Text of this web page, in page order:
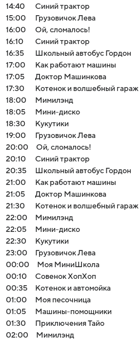
14:40
Синий трактор
15:00
Грузовичок Лева
16:00
Ой, сломалось!
16:10
Синий трактор
16:35
Школьный автобус Гордон
17:00
Как работают машины
17:05
Доктор Машинкова
17:30
Котенок и волшебный гараж
18:00
Мимилэнд
18:05
Мини-диско
18:30
Кукутики
19:00
Грузовичок Лева
20:00
Ой, сломалось!
20:10
Синий трактор
20:35
Школьный автобус Гордон
21:00
Как работают машины
21:05
Доктор Машинкова
21:30
Котенок и волшебный гараж
22:00
Мимилэнд
22:05
Мини-диско
22:30
Кукутики
23:00
Грузовичок Лева
00:00
Моя МиниШкола
00:10
Совенок ХопХоп
00:35
Котенок и автомойка
01:00
Моя песочница
01:05
Машины-помощники
01:30
Приключения Тайо
02:00
Мимилэнд